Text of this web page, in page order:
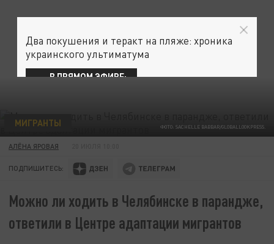
ФОТО: SACHELLE BABBAR/GLOBALLOOKPRESS.
МИГРАНТЫ
АЛЁНА ЯРОВАЯ
ПОДПИШИТЕСЬ:
Можно ли ходить в Челябинске в парандже,
ответили в Центре адаптации мигрантов
Два покушения и теракт на пляже: хроника
украинского ультиматума
В ПРЯМОМ ЭФИРЕ: